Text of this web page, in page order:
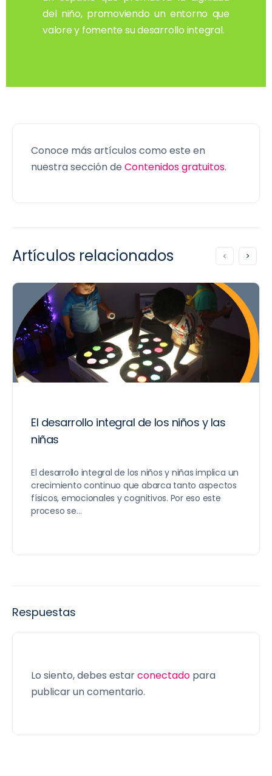
del niño, promoviendo un entorno que
valore y fomente su desarrollo integral.
Conoce más artículos como este en
nuestra sección de Contenidos gratuitos.
Artículos relacionados
El desarrollo integral de los niños y las
niñas
El desarrollo integral de los niños y niñas implica un
crecimiento continuo que abarca tanto aspectos
físicos, emocionales y cognitivos. Por eso este
proceso se…
Respuestas
Lo siento, debes estarconectado para
publicar un comentario.